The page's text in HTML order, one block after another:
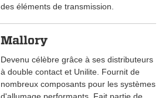
des éléments de transmission.
Mallory
Devenu célèbre grâce à ses distributeurs
à double contact et Unilite. Fournit de
nombreux composants pour les systèmes